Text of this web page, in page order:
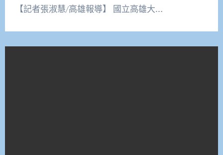
【記者張淑慧/高雄報導】 國立高雄大…